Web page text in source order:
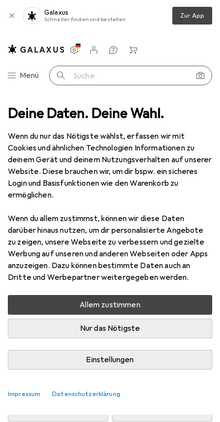
Deine Daten. Deine Wahl.
Wenn du nur das Nötigste wählst, erfassen wir mit
Cookies und ähnlichen Technologien Informationen zu
deinem Gerät und deinem Nutzungsverhalten auf unserer
Website. Diese brauchen wir, um dir bspw. ein sicheres
Login und Basisfunktionen wie den Warenkorb zu
ermöglichen.
Wenn du allem zustimmst, können wir diese Daten
darüber hinaus nutzen, um dir personalisierte Angebote
zu zeigen, unsere Webseite zu verbessern und gezielte
Werbung auf unseren und anderen Webseiten oder Apps
anzuzeigen. Dazu können bestimmte Daten auch an
Dritte und Werbepartner weitergegeben werden.
Allem zustimmen
Nur das Nötigste
Einstellungen
Impressum Datenschutzerklärung
Galaxus
Schneller finden und bestellen Zur App
Navigation nach Kategorien
Menü Suche
Einstellungen
Kundenkonto
Vergleichslisten
Merklisten
Warenkorb
Outdoorbekleidung Sportshirt JAKO Funktionsshirt Promo
3 Bilder
JAKO Funktionsshirt Promo
Preis in EUR inkl. MwSt.
EUR
18,83
1
Bewertungen Marke
Mehr von JAKO
Zwischen Do, 13.8. und Fr, 14.8. geliefert
Nur 2 Stück an Lager beim Drittanbieter
Lieferort angeben für genaue Lieferzeit
FR